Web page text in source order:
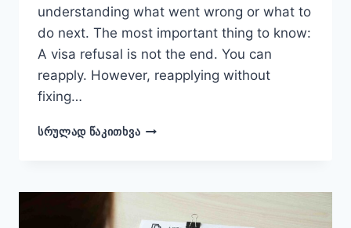
understanding what went wrong or what to
do next. The most important thing to know:
A visa refusal is not the end. You can
reapply. However, reapplying without
fixing…
ᲡᲠᲣᲚᲐᲓ ᲬᲐᲙᲘᲗᲮᲕᲐUSA
TO